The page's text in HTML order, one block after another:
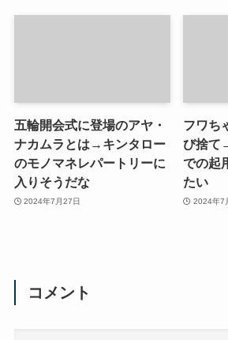
五輪開会式に登場のアヤ・
ナカムラとは→キンタロー
のモノマネレパートリーに
入りそうだな
2024年7月27日
フワち
び捨て
での起
たい
2024年7
コメント